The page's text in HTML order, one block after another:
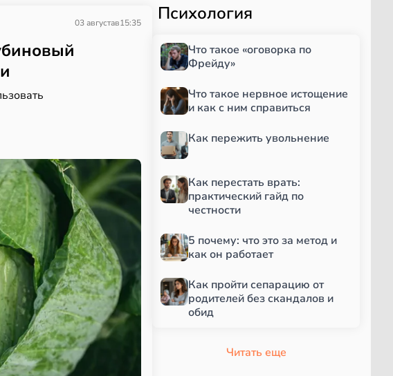
03 августав15:35 Психология
Что такое «оговорка по
Фрейду»
Что такое нервное истощение
и как с ним справиться
Как пережить увольнение
Как перестать врать:
практический гайд по
честности
5 почему: что это за метод и
как он работает
Как пройти сепарацию от
родителей без скандалов и
обид
Читать еще